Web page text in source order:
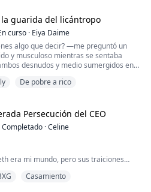
guarida del licántropo
curso · Eiya Daime
algo que decir? —me preguntó un
y musculoso mientras se sentaba
desnudos y medio sumergidos en
sobre su pierna.
Amo? —finalmente le pregunté
una pequeña barra.
—me espetó en un tono áspero—.
De pobre a rico
Persecución del CEO
Completado ·Celine
era mi mundo, pero sus traiciones
Casamiento